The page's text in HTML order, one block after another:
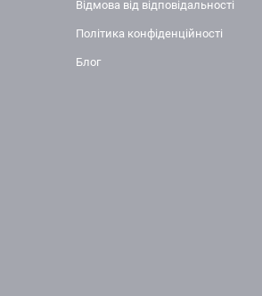
Відмова від відповідальності
Політика конфіденційності
Блог